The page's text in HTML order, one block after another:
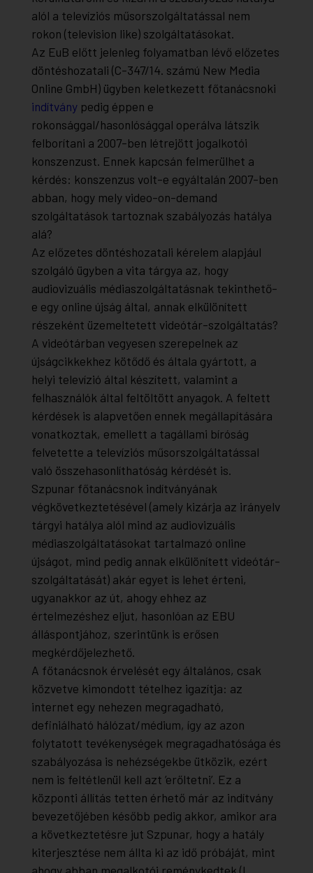
alól a televíziós műsorszolgáltatással nem
rokon (television like) szolgáltatásokat.
Az EuB előtt jelenleg folyamatban lévő előzetes
döntéshozatali (C-347/14. számú New Media
Online GmbH) ügyben keletkezett főtanácsnoki
indítványpedig éppen e
rokonsággal/hasonlósággal operálva látszik
felborítani a 2007-ben létrejött jogalkotói
konszenzust. Ennek kapcsán felmerülhet a
kérdés: konszenzus volt-e egyáltalán 2007-ben
abban, hogy mely video-on-demand
szolgáltatások tartoznak szabályozás hatálya
alá?
Az előzetes döntéshozatali kérelem alapjául
szolgáló ügyben a vita tárgya az, hogy
audiovizuális médiaszolgáltatásnak tekinthető-
e egy online újság által, annak elkülönített
részeként üzemeltetett videótár-szolgáltatás?
A videótárban vegyesen szerepelnek az
újságcikkekhez kötődő és általa gyártott, a
helyi televízió által készített, valamint a
felhasználók által feltöltött anyagok. A feltett
kérdések is alapvetően ennek megállapítására
vonatkoztak, emellett a tagállami bíróság
felvetette a televíziós műsorszolgáltatással
való összehasonlíthatóság kérdését is.
Szpunar főtanácsnok indítványának
végkövetkeztetésével (amely kizárja az irányelv
tárgyi hatálya alól mind az audiovizuális
médiaszolgáltatásokat tartalmazó online
újságot, mind pedig annak elkülönített videótár-
szolgáltatását) akár egyet is lehet érteni,
ugyanakkor az út, ahogy ehhez az
értelmezéshez eljut, hasonlóan az EBU
álláspontjához, szerintünk is erősen
megkérdőjelezhető.
A főtanácsnok érvelését egy általános, csak
közvetve kimondott tételhez igazítja: az
internet egy nehezen megragadható,
definiálható hálózat/médium, így az azon
folytatott tevékenységek megragadhatósága és
szabályozása is nehézségekbe ütközik, ezért
nem is feltétlenül kell azt ’erőltetni’. Ez a
központi állítás tetten érhető már az indítvány
bevezetőjében később pedig akkor, amikor ara
a következtetésre jut Szpunar, hogy a hatály
kiterjesztése nem állta ki az idő próbáját, mint